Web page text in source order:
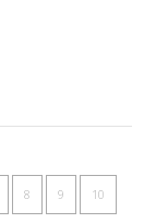
8 9 10